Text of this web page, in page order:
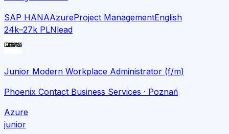
SAP HANAAzureProject ManagementEnglish
24k–27k PLNlead
Junior Modern Workplace Administrator (f/m)
Phoenix Contact Business Services · Poznań
Azure
junior